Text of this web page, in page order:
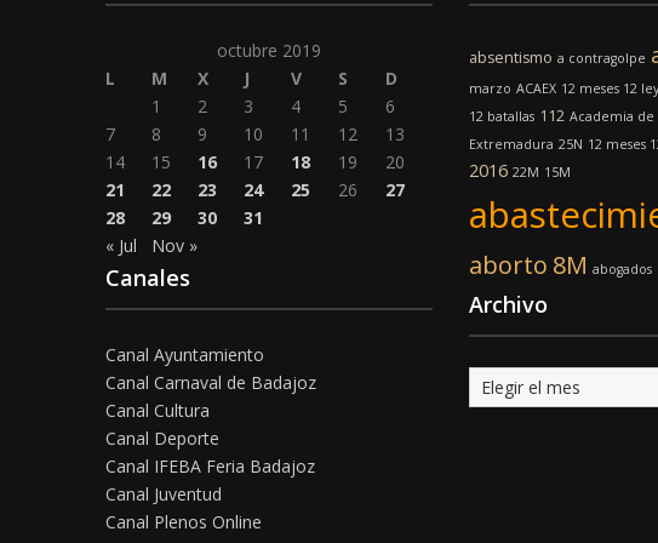
octubre 2019
L
M X J V S
D
1
2 3 4 5
6
7
8 9 10 11 12
13
14
15 16 17 18 19
20
21
22 23 24 25 26
27
28
29 30
31
« Jul
Nov »
Canales
Canal Ayuntamiento
Canal Carnaval de Badajoz
Canal Cultura
Canal Deporte
Canal IFEBA Feria Badajoz
Canal Juventud
Canal Plenos Online
absentismo a contragolpe
marzo ACAEX 12 meses 12
12 batallas 112 Academia de
Extremadura 25N 12 meses
2016 22M 15M
aborto 8M abogados
Archivo
Archivo